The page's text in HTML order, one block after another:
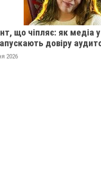
що чіпляє: як медіа
довіру
2026